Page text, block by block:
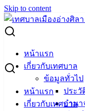
Skip to content
หน้าแรก
เกี่ยวกับเทศบาล
ข้อมูลทั่วไป
ประวั
อำนา
หน้าแรก
เกี่ยวกับเทศบาล
Search for:
ประกาศเทศบาลเมือง
เลือกสรรบุคคลเพื่อเป็
พ.ศ.2568
ประกาศเทศบา